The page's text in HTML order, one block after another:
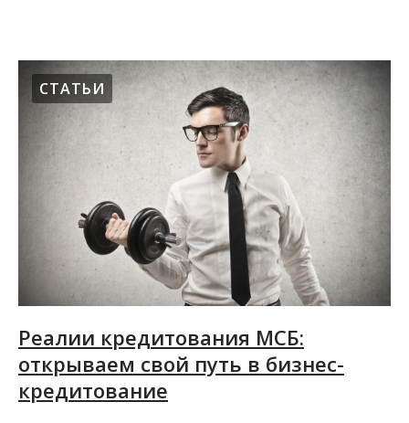
СТАТЬИ
Реалии кредитования МСБ:
открываем свой путь в бизнес-
кредитование